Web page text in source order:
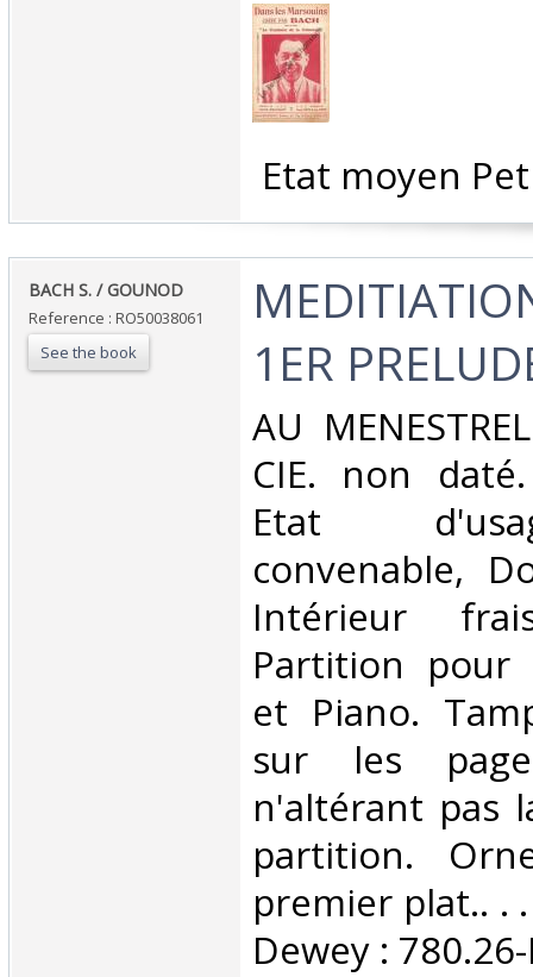
Etat moyen
‎BACH S. / GOUNOD‎
Reference : RO50038061
See the book
1ER
‎AU
CIE. non
Etat
convenable,
Intérieur
Partition pour
et Piano.
sur les
n'altérant pas
partition.
premier plat.. .
Dewey :